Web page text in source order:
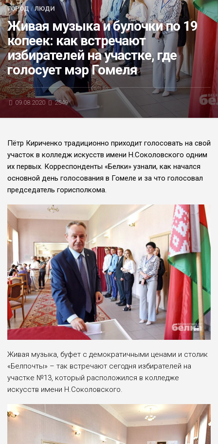
БЛИЦ-ОПРОС
АФИША
ГОРОД/ЛЮДИ
Живая музыка и булочки по 19
копеек: как встречают
избирателей на участке, где
голосует мэр Гомеля
09.08.2020 2549
Пётр Кириченко традиционно приходит голосовать на свой
участок в колледж искусств имени Н.Соколовского одним
их первых. Корреспонденты «Белки» узнали, как начался
основной день голосования в Гомеле и за что голосовал
председатель горисполкома.
Живая музыка, буфет с демократичными ценами и столик
«Белпочты» – так встречают сегодня избирателей на
участке №13, который расположился в колледже
искусств имени Н.Соколовского.